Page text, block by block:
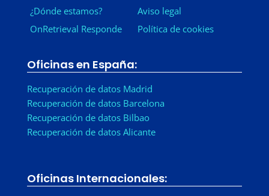
¿Dónde estamos?
OnRetrieval Responde
Aviso legal
Política de cookies
Oficinas en España:
Recuperación de datos Madrid
Recuperación de datos Barcelona
Recuperación de datos Bilbao
Recuperación de datos Alicante
Oficinas Internacionales: